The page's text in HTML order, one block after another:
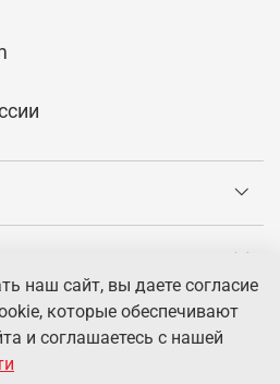
наш сайт, вы даете согласие
которые обеспечивают
и соглашаетесь с нашей